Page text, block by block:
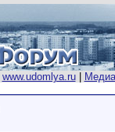
www.udomlya.ru|